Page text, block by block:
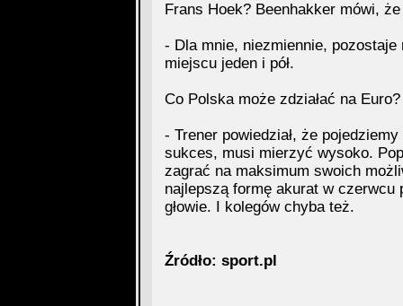
Frans Hoek? Beenhakker mówi,
- Dla mnie, niezmiennie,
miejscu jeden i pół.
Co Polska może zdziałać na Euro?
- Trener powiedział, że
sukces, musi mierzyć wysoko.
zagrać na maksimum swoich
najlepszą formę akurat w czerwcu
głowie. I kolegów chyba też.
Źródło: sport.pl